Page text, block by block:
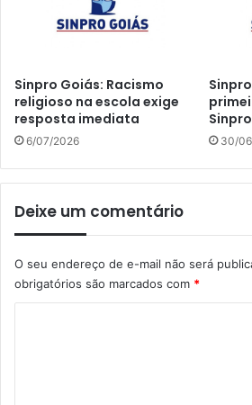
Sinpro Goiás: Racismo
religioso na escola exige
resposta imediata
6/07/2026 30/
Deixe um comentário
O seu endereço de e-mail não será
obrigatórios são marcados com *